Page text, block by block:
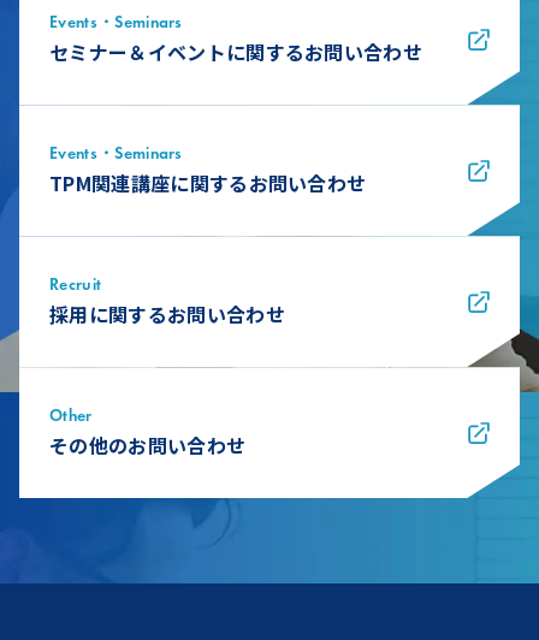
Events・Seminars
セミナー＆イベントに関するお問い合わせ
Events・Seminars
TPM関連講座に関するお問い合わせ
Recruit
採用に関するお問い合わせ
Other
その他のお問い合わせ